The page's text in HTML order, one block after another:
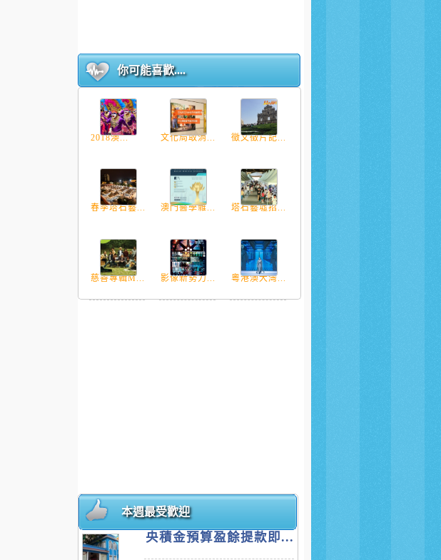
你可能喜歡....
2018澳... 文化局取消... 徵文徵片記...
春季塔石藝... 澳門醫學雜... 塔石藝墟招...
慈善專輯M... 影像新勢力... 粵港澳大灣...
本週最受歡迎
央積金預算盈餘提款即...